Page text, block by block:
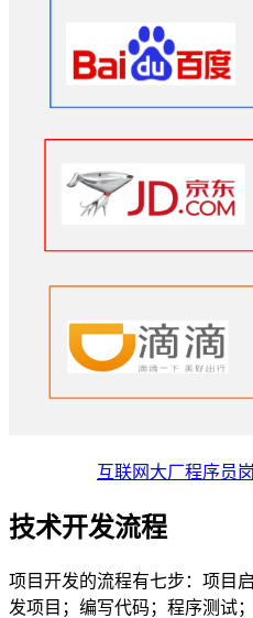
互联网大厂程序员
技术开发流程
项目开发的流程有七步：项目
发项目；编写代码；程序测试